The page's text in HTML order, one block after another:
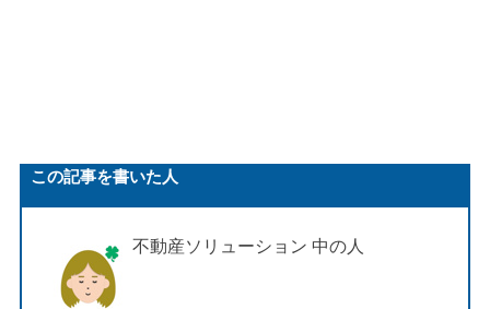
この記事を書いた人
不動産ソリューション 中の人